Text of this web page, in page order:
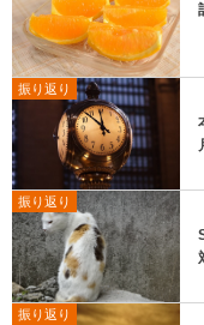
振り返り
振り返り
振り返り